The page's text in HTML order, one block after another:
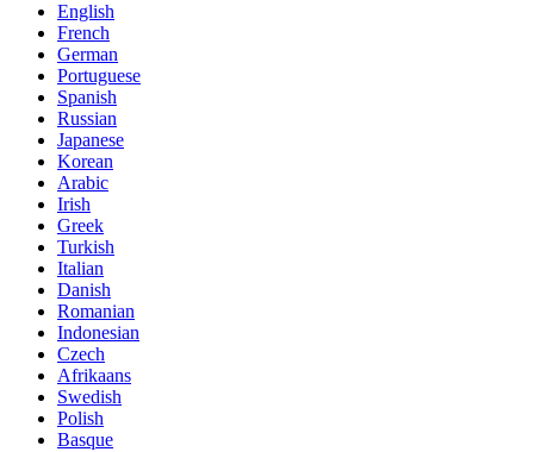
English
French
German
Portuguese
Spanish
Russian
Japanese
Korean
Arabic
Irish
Greek
Turkish
Italian
Danish
Romanian
Indonesian
Czech
Afrikaans
Swedish
Polish
Basque